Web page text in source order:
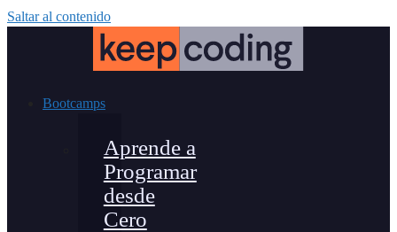
Saltar al contenido
Bootcamps
Aprende a
Programar
desde
Cero